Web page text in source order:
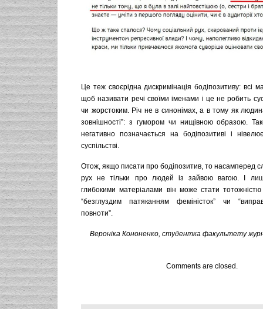
Це теж своєрідна дискримінація бодіпозитиву: всі
щоб називати речі своїми іменами і це не робить
чи жорстоким. Річ не в синонімах, а в тому як
зовнішності”: з гумором чи нищівною образою.
негативно позначається на бодіпозитиві і
суспільстві.
Отож, якщо писати про бодіпозитив, то насамперед
рух не тільки про людей із зайвою вагою. І
глибокими матеріалами він може стати
“безглуздим патяканням феміністок” чи
повноти”.
Вероніка Кононенко, студентка факультету
Comments are closed.